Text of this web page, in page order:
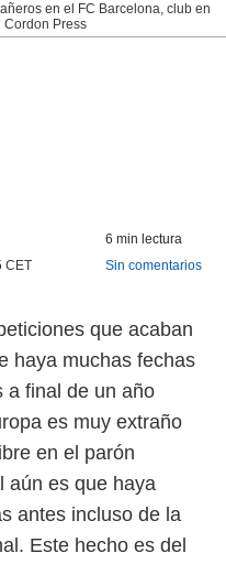
en el FC Barcelona, club en
Cordon Press
CET
6 min lectura
Sin comentarios
que acaban
haya muchas fechas
a final de un año
es muy extraño
en el parón
aún es que haya
antes incluso de la
Este hecho es del